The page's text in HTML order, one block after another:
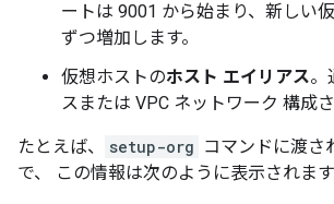
ートは 9001 から始まり、新しい
ずつ増加します。
仮想ホストのホスト エイリアス。
スまたは VPC ネットワーク 構成さ
たとえば、 setup-org コマンドに渡さ
で、 この情報は次のように表示されます